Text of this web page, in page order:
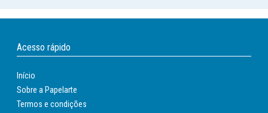
Acesso rápido
Início
Sobre a Papelarte
Termos e condições